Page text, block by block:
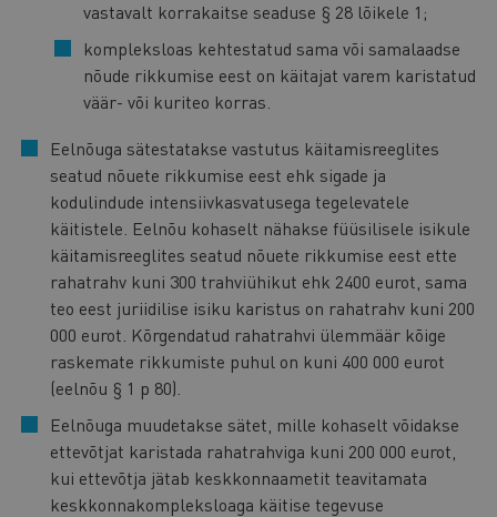
vastavalt korrakaitse seaduse § 28 lõikele 1;
kompleksloas kehtestatud sama või samalaadse
nõude rikkumise eest on käitajat varem karistatud
väär- või kuriteo korras.
Eelnõuga sätestatakse vastutus käitamisreeglites
seatud nõuete rikkumise eest ehk sigade ja
kodulindude intensiivkasvatusega tegelevatele
käitistele. Eelnõu kohaselt nähakse füüsilisele isikule
käitamisreeglites seatud nõuete rikkumise eest ette
rahatrahv kuni 300 trahviühikut ehk 2400 eurot, sama
teo eest juriidilise isiku karistus on rahatrahv kuni 200
000 eurot. Kõrgendatud rahatrahvi ülemmäär kõige
raskemate rikkumiste puhul on kuni 400 000 eurot
(eelnõu § 1 p 80).
Eelnõuga muudetakse sätet, mille kohaselt võidakse
ettevõtjat karistada rahatrahviga kuni 200 000 eurot,
kui ettevõtja jätab keskkonnaametit teavitamata
keskkonnakompleksloaga käitise tegevuse